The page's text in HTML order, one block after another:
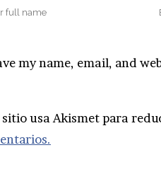
my name, email, and
sitio usa Akismet para